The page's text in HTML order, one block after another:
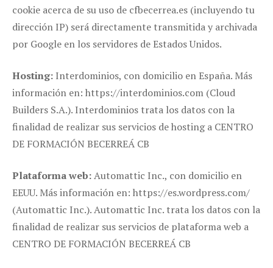
cookie acerca de su uso de cfbecerrea.es (incluyendo tu
dirección IP) será directamente transmitida y archivada
por Google en los servidores de Estados Unidos.
Hosting: Interdominios, con domicilio en España. Más
información en: https://interdominios.com (Cloud
Builders S.A.). Interdominios trata los datos con la
finalidad de realizar sus servicios de hosting a CENTRO
DE FORMACIÓN BECERREÁ CB
Plataforma web:Automattic Inc., con domicilio en
EEUU. Más información en: https://es.wordpress.com/
(Automattic Inc.). Automattic Inc. trata los datos con la
finalidad de realizar sus servicios de plataforma web a
CENTRO DE FORMACIÓN BECERREÁ CB